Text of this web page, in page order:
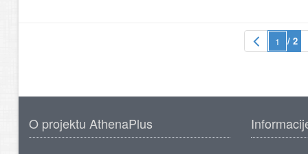
/ 2
O projektu AthenaPlus